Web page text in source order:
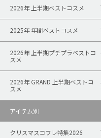
2026年 上半期ベストコスメ
2025年 年間ベストコスメ
2026年 上半期プチプラベストコ
スメ
2026年 GRAND 上半期ベストコ
スメ
アイテム別
クリスマスコフレ特集2026